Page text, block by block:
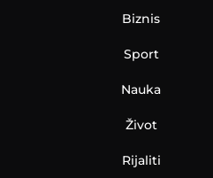
Biznis
Sport
Nauka
Život
Rijaliti